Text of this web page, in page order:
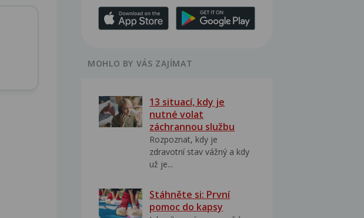
MOHLO BY VÁS ZAJÍMAT
13 situací, kdy je
nutné volat
záchrannou službu
Rozpoznat, kdy je
zdravotní stav vážný a kdy
už je...
Stáhněte si: První
pomoc do kapsy